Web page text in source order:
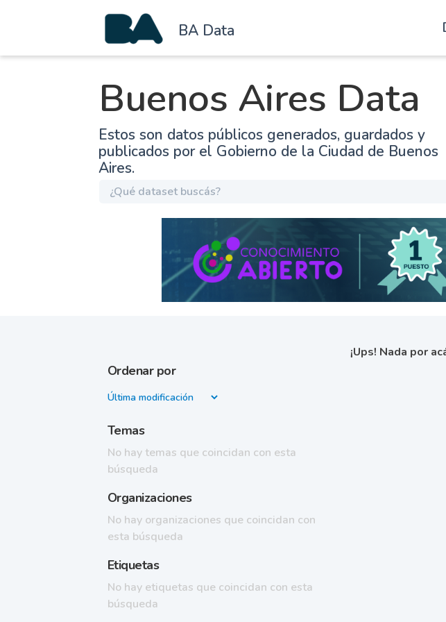
BA Data
Buenos Aires Data
Estos son datos públicos generados, guardados y
publicados por el Gobierno de la Ciudad de Buenos
Aires.
Ordenar por
Temas
No hay temas que coincidan con esta
búsqueda
Organizaciones
No hay organizaciones que coincidan con
esta búsqueda
Etiquetas
No hay etiquetas que coincidan con esta
búsqueda
¡Ups! Nada por